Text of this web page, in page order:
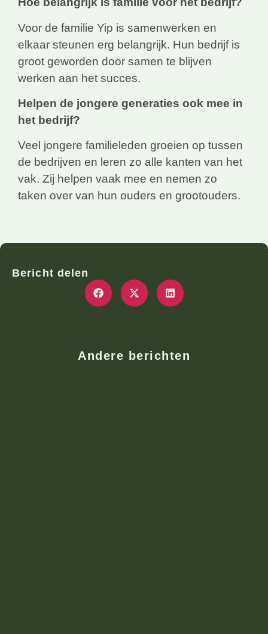
Bericht delen
Andere berichten
Voor de familie Yip is samenwerken en
elkaar steunen erg belangrijk. Hun bedrijf is
groot geworden door samen te blijven
werken aan het succes.
Helpen de jongere generaties ook mee in
het bedrijf?
Veel jongere familieleden groeien op tussen
de bedrijven en leren zo alle kanten van het
vak. Zij helpen vaak mee en nemen zo
taken over van hun ouders en grootouders.